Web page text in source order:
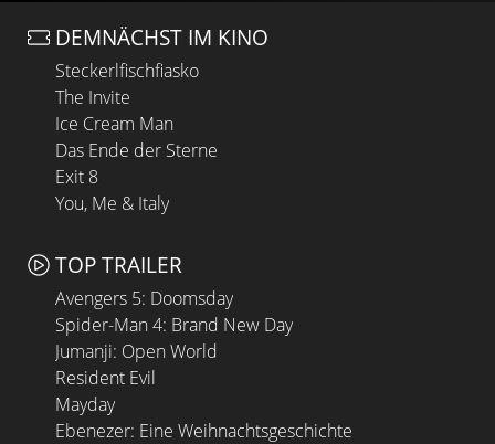
DEMNÄCHST IM KINO
Steckerlfischfiasko
The Invite
Ice Cream Man
Das Ende der Sterne
Exit 8
You, Me & Italy
TOP TRAILER
Avengers 5: Doomsday
Spider-Man 4: Brand New Day
Jumanji: Open World
Resident Evil
Mayday
Ebenezer: Eine Weihnachtsgeschichte